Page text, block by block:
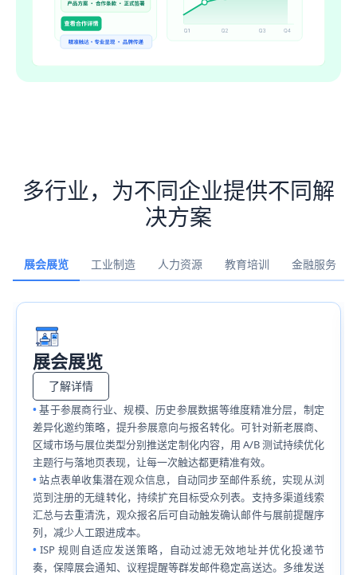
多行业，为不同企业提供不同解
决方案
展会展览 工业制造 人力资源 教育培训 金融服务
展会展览
了解详情
基于参展商行业、规模、历史参展数据等维度精准分层，制定
差异化邀约策略，提升参展意向与报名转化。可针对新老展商、
区域市场与展位类型分别推送定制化内容，用 A/B 测试持续优化
主题行与落地页表现，让每一次触达都更精准有效。
站点表单收集潜在观众信息，自动同步至邮件系统，实现从浏
览到注册的无缝转化，持续扩充目标受众列表。支持多渠道线索
汇总与去重清洗，观众报名后可自动触发确认邮件与展前提醒序
列，减少人工跟进成本。
ISP 规则自适应发送策略，自动过滤无效地址并优化投递节
奏，保障展会通知、议程提醒等群发邮件稳定高送达。多维发送